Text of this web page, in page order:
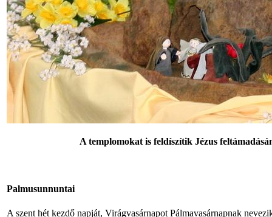
A templomokat is feldíszítik Jézus
Palmusunnuntai
A szent hét kezdő napját, Virágvasárnapot Pálmavasárnapnak